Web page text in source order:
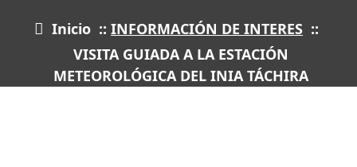
Inicio ::INFORMACIÓN DE INTERES ::
VISITA GUIADA A LA ESTACIÓN
METEOROLÓGICA DEL INIA TÁCHIRA